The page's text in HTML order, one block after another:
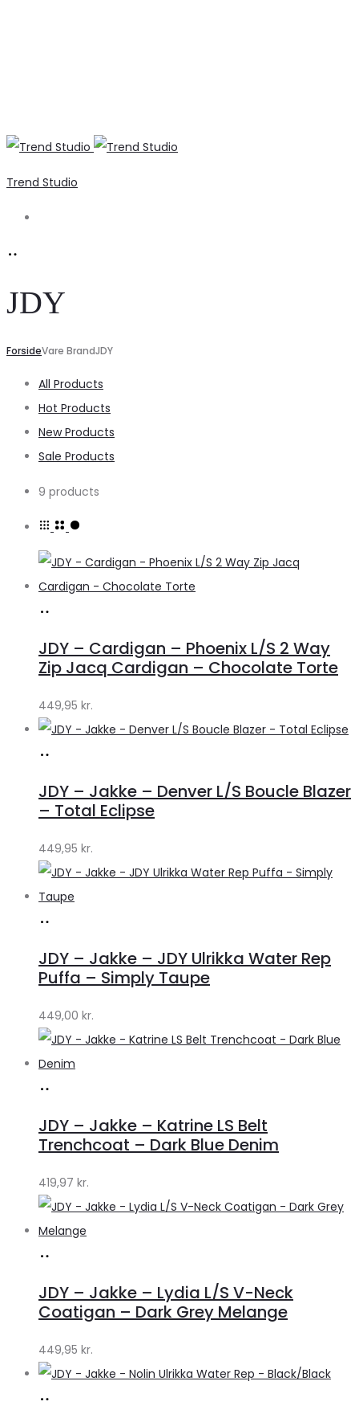
Trend Studio
JDY
ForsideVare BrandJDY
All Products
Hot Products
New Products
Sale Products
9 products
Lykke
by
Lykke
JDY – Cardigan – Phoenix L/S 2 Way
Zip Jacq Cardigan – Chocolate Torte
449,95 kr.
Lykke
Lykke
JDY – Jakke – Denver L/S Boucle Blazer
– Total Eclipse
449,95 kr.
Lykke
Lykke
JDY – Jakke – JDY Ulrikka Water Rep
Puffa – Simply Taupe
449,00 kr.
Lykke
Lykke
JDY – Jakke – Katrine LS Belt
Trenchcoat – Dark Blue Denim
419,97 kr.
Lykke
Lykke
JDY – Jakke – Lydia L/S V-Neck
Coatigan – Dark Grey Melange
449,95 kr.